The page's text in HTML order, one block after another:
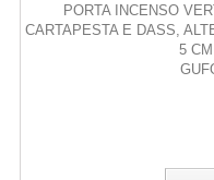
PORTA INCENSO
CARTAPESTA E DASS,
5